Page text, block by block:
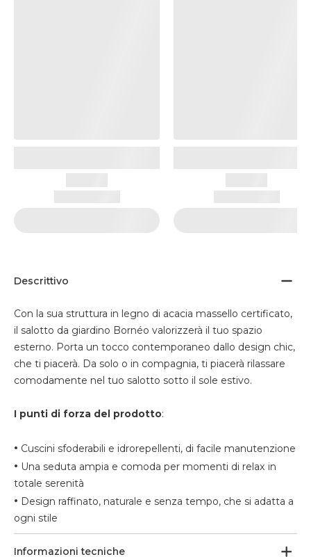
Descrittivo
Con la sua struttura in legno di acacia massello certificato,
il salotto da giardino Bornéo valorizzerà il tuo spazio
esterno. Porta un tocco contemporaneo dallo design chic,
che ti piacerà. Da solo o in compagnia, ti piacerà rilassare
comodamente nel tuo salotto sotto il sole estivo.
I punti di forza del prodotto:
• Cuscini sfoderabili e idrorepellenti, di facile manutenzione
• Una seduta ampia e comoda per momenti di relax in
totale serenità
• Design raffinato, naturale e senza tempo, che si adatta a
ogni stile
Informazioni tecniche